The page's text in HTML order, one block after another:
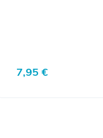
Regulärer Preis:
7,95 €